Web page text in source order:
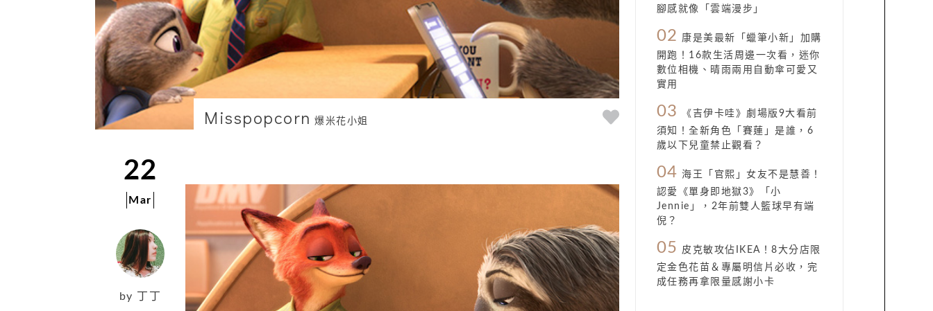
Misspopcorn 爆米花小姐
22
Mar
by
腳感就像「雲端漫步」
02
康是美最新「蠟筆小新」加購
開跑！16款生活周邊一次看，迷你
數位相機、晴雨兩用自動傘可愛又
實用
03
《吉伊卡哇》劇場版9大看前
須知！全新角色「賽蓮」是誰，6
歲以下兒童禁止觀看？
04 海王「官熙」女友不是慧善！
認愛《單身即地獄3》「小
Jennie」，2年前雙人籃球早有端
倪？
05
皮克敏攻佔IKEA！8大分店限
定金色花苗＆專屬明信片必收，完
成任務再拿限量感謝小卡